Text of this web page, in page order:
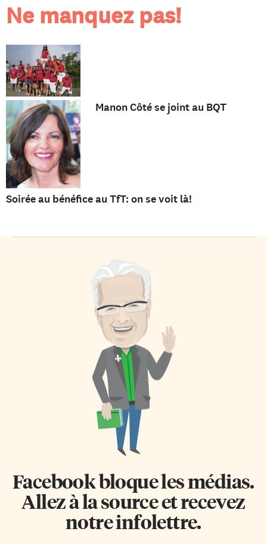
Ne manquez pas!
Manon Côté se joint au BQT
Soirée au bénéfice au TfT: on se voit là!
Facebook bloque les médias.
Allez à la source et recevez
notre infolettre.